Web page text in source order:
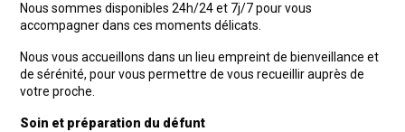
Nous sommes disponibles 24h/24 et 7j/7 pour vous
accompagner dans ces moments délicats.
Nous vous accueillons dans un lieu empreint de bienveillance et
de sérénité, pour vous permettre de vous recueillir auprès de
votre proche.
Soin et préparation du défunt